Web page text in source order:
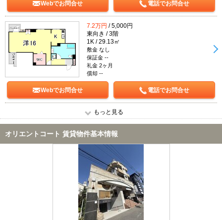
Webでお問合せ 電話でお問合せ
7.2万円 / 5,000円
東向き / 3階
1K / 29.13㎡
敷金 なし
保証金 --
礼金 2ヶ月
償却 --
Webでお問合せ 電話でお問合せ
もっと見る
オリエントコート 賃貸物件基本情報